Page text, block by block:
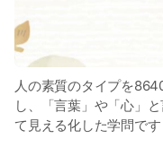
人の素質のタイプを
し、「言葉」や「心」
て見える化した学問です